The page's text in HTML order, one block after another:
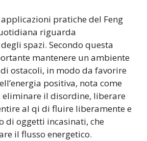
pratiche del Feng
riguarda
spazi. Secondo questa
mantenere un ambiente
ostacoli, in modo da favorire
positiva, nota come
eliminare il disordine, liberare
al qi di fluire liberamente e
di oggetti incasinati, che
il flusso energetico.